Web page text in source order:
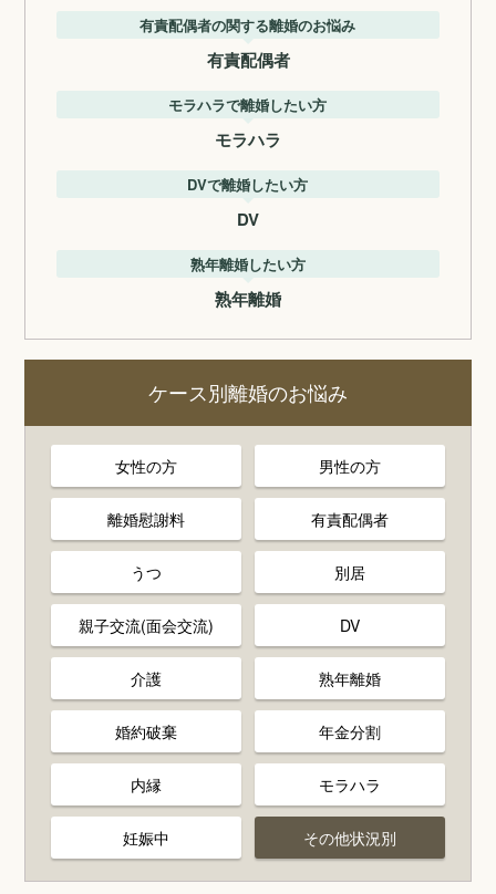
有責配偶者の関する離婚のお悩み
有責配偶者
モラハラで離婚したい方
モラハラ
DVで離婚したい方
DV
熟年離婚したい方
熟年離婚
ケース別離婚のお悩み
女性の方 男性の方
離婚慰謝料 有責配偶者
うつ 別居
親子交流(面会交流) DV
介護 熟年離婚
婚約破棄 年金分割
内縁 モラハラ
妊娠中 その他状況別